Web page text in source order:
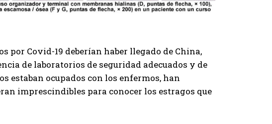
Covid-19 deberían haber llegado de China,
de laboratorios de seguridad adecuados y de
estaban ocupados con los enfermos, han
imprescindibles para conocer los estragos que